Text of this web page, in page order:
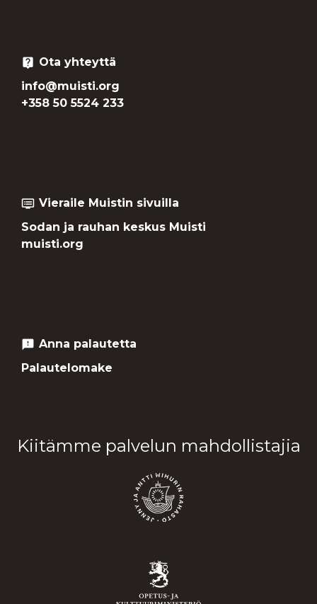
live_help Ota yhteyttä
info@muisti.org
+358 50 5524 233
dvr Vieraile Muistin sivuilla
Sodan ja rauhan keskus Muisti
muisti.org
feedback Anna palautetta
Palautelomake
Kiitämme palvelun mahdollistajia